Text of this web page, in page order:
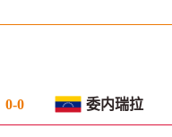
0-0 委内瑞拉